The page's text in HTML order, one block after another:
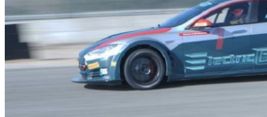
HOME
CHI SIAMO